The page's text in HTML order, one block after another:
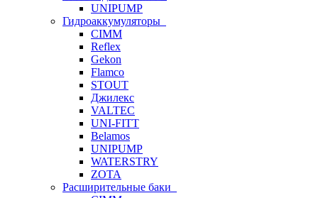
UNIPUMP
Гидроаккумуляторы
CIMM
Reflex
Gekon
Flamco
STOUT
Джилекс
VALTEC
UNI-FITT
Belamos
UNIPUMP
WATERSTRY
ZOTA
Расширительные баки